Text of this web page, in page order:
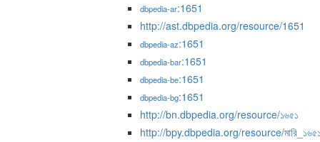
dbpedia-ar:1651
http://ast.dbpedia.org/resource/1651
dbpedia-az:1651
dbpedia-bar:1651
dbpedia-be:1651
dbpedia-bg:1651
http://bn.dbpedia.org/resource/১৬৫১
http://bpy.dbpedia.org/resource/